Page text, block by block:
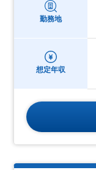
勤務地
想定年収